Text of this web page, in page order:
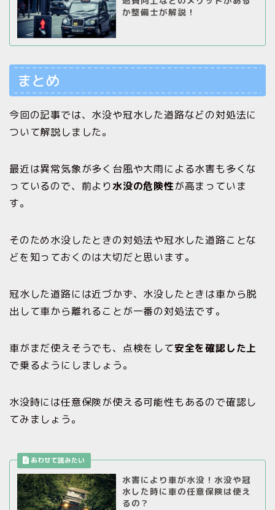
か整備士が解説！
まとめ
今回の記事では、水没や冠水した道路などの対処法に
ついて解説しました。
最近は異常気象が多く台風や大雨による水害も多くな
っているので、前より水没の危険性が高まっていま
す。
そのため水没したときの対処法や冠水した道路ことな
どを知っておくのは大切だと思います。
冠水した道路には近づかず、水没したときは車から脱
出して車から離れることが一番の対処法です。
車がまだ使えそうでも、点検をして安全を確認した上
で乗るようにしましょう。
水没時には任意保険が使える可能性もあるので確認し
てみましょう。
水害により車が水没！水没や冠
水した時に車の任意保険は使え
るの？